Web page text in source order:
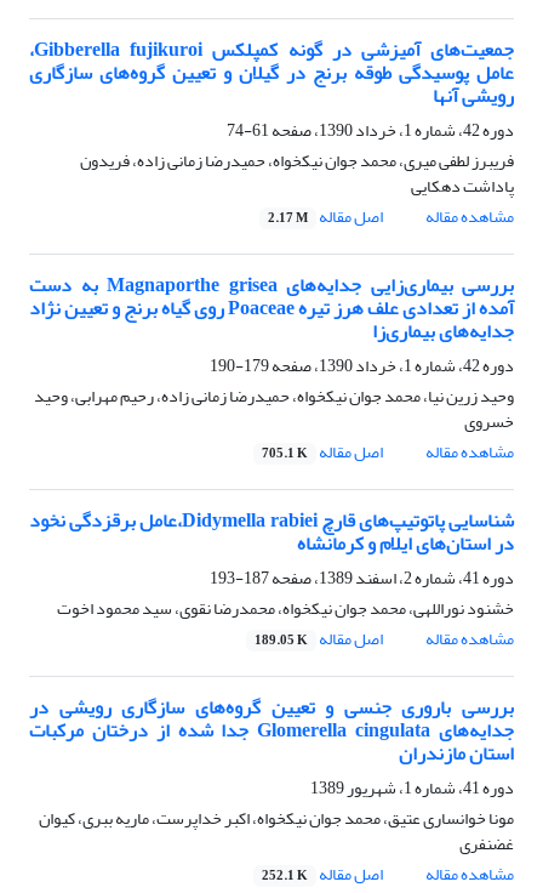
جمعیت‌های آمیزشی در ‌گونه کمپلکس Gibberella fujikuroi،
عامل پوسیدگی طوقه برنج در گیلان و تعیین گروه‌های سازگاری
رویشی آنها
دوره 42، شماره 1، خرداد 1390، صفحه
61-74
فریبرز لطفی میری، محمد جوان نیکخواه، حمیدرضا زمانی زاده، فریدون
پاداشت دهکایی
مشاهده مقاله
اصل مقاله 2.17 M
بررسی بیماری‌زایی جدایه‌های Magnaporthe grisea به دست
آمده از تعدادی علف هرز تیره Poaceae روی گیاه برنج و تعیین نژاد
جدایه‌های بیماری‌زا
دوره 42، شماره 1، خرداد 1390، صفحه
179-190
وحید زرین نیا، محمد جوان نیکخواه، حمیدرضا زمانی زاده، رحیم مهرابی، وحید
خسروی
مشاهده مقاله
اصل مقاله 705.1 K
شناسایی پاتوتیپ‌های قارچ Didymella rabiei،عامل برق‎زدگی نخود
در استان‌های ایلام و کرمانشاه
دوره 41، شماره 2، اسفند 1389، صفحه
187-193
خشنود نوراللهی، محمد جوان نیکخواه، محمدرضا نقوی، سید محمود اخوت
مشاهده مقاله
اصل مقاله 189.05 K
بررسی باروری جنسی و تعیین گروه‌های سازگاری رویشی در
جدایه‌های Glomerella cingulata جدا شده از درختان مرکبات
استان مازندران
دوره 41، شماره 1، شهریور 1389
مونا خوانساری عتیق، محمد جوان نیکخواه، اکبر خداپرست، ماریه ببری، کیوان
غضنفری
مشاهده مقاله
اصل مقاله 252.1 K